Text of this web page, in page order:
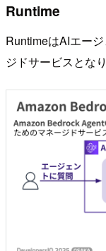
Runtime
RuntimeはAIエー
ジドサービスとなり